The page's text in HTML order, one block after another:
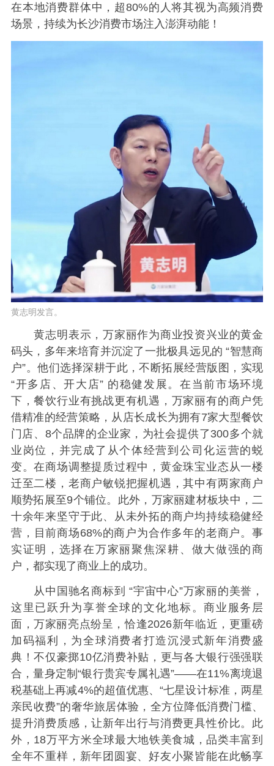
在本地消费群体中，超80%的人将其视为高频消费
场景，持续为长沙消费市场注入澎湃动能！
黄志明发言。
黄志明表示，万家丽作为商业投资兴业的黄金
码头，多年来培育并沉淀了一批极具远见的 “智慧商
户”。他们选择深耕于此，不断拓展经营版图，实现
“开多店、开大店” 的稳健发展。在当前市场环境
下，餐饮行业有挑战更有机遇，万家丽有的商户凭
借精准的经营策略，从店长成长为拥有7家大型餐饮
门店、8个品牌的企业家，为社会提供了300多个就
业岗位，并完成了从个体经营到公司化运营的蜕
变。在商场调整提质过程中，黄金珠宝业态从一楼
迁至二楼，老商户敏锐把握机遇，其中有两家商户
顺势拓展至9个铺位。此外，万家丽建材板块中，二
十余年来坚守于此、从未外拓的商户均持续稳健经
营，目前商场68%的商户为合作多年的老商户。事
实证明，选择在万家丽聚焦深耕、做大做强的商
户，都实现了商业上的成功。
从中国驰名商标到 “宇宙中心”万家丽的美誉，
这里已跃升为享誉全球的文化地标。商业服务层
面，万家丽亮点纷呈，恰逢2026新年临近，更重磅
加码福利，为全球消费者打造沉浸式新年消费盛
典！不仅豪掷10亿消费补贴，更与各大银行强强联
合，量身定制“银行贵宾专属礼遇”——在11%离境退
税基础上再减4%的超值优惠、“七星设计标准，两星
亲民收费”的奢华旅居体验，全方位降低消费门槛、
提升消费质感，让新年出行与消费更具性价比。此
外，18万平方米全球最大地铁美食城，品类丰富到
全年不重样，新年团圆宴、好友小聚皆能在此畅享